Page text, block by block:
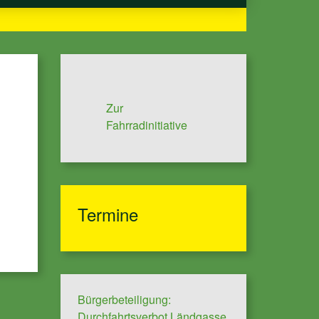
Zur
Fahrradinitiative
Termine
Bürgerbeteiligung: